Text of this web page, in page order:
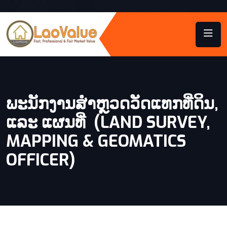
ພະນັກງານສຳຫຼວດວັດແທກທີ່ດິນ,
ແລະ ແຜນທີ່ (LAND SURVEY,
MAPPING & GEOMATICS
OFFICER)